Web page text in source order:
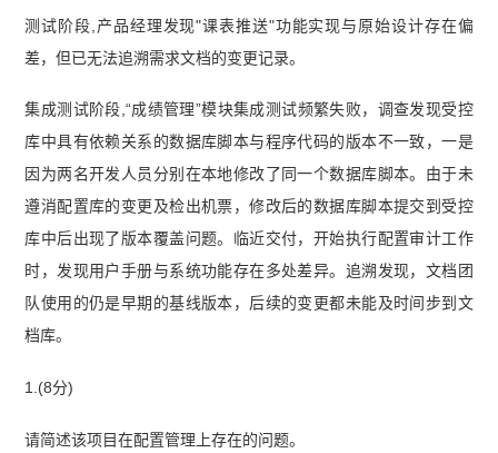
测试阶段,产品经理发现"课表推送"功能实现与原始设计存在偏
差，但已无法追溯需求文档的变更记录。
集成测试阶段,“成绩管理”模块集成测试频繁失败，调查发现受控
库中具有依赖关系的数据库脚本与程序代码的版本不一致，一是
因为两名开发人员分别在本地修改了同一个数据库脚本。由于未
遵消配置库的变更及检出机票，修改后的数据库脚本提交到受控
库中后出现了版本覆盖问题。临近交付，开始执行配置审计工作
时，发现用户手册与系统功能存在多处差异。追溯发现，文档团
队使用的仍是早期的基线版本，后续的变更都未能及时间步到文
档库。
1.(8分)
请简述该项目在配置管理上存在的问题。